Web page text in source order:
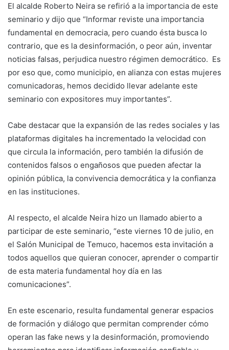
El alcalde Roberto Neira se refirió a la importancia de este
seminario y dijo que “Informar reviste una importancia
fundamental en democracia, pero cuando ésta busca lo
contrario, que es la desinformación, o peor aún, inventar
noticias falsas, perjudica nuestro régimen democrático. Es
por eso que, como municipio, en alianza con estas mujeres
comunicadoras, hemos decidido llevar adelante este
seminario con expositores muy importantes”.
Cabe destacar que la expansión de las redes sociales y las
plataformas digitales ha incrementado la velocidad con
que circula la información, pero también la difusión de
contenidos falsos o engañosos que pueden afectar la
opinión pública, la convivencia democrática y la confianza
en las instituciones.
Al respecto, el alcalde Neira hizo un llamado abierto a
participar de este seminario, “este viernes 10 de julio, en
el Salón Municipal de Temuco, hacemos esta invitación a
todos aquellos que quieran conocer, aprender o compartir
de esta materia fundamental hoy día en las
comunicaciones”.
En este escenario, resulta fundamental generar espacios
de formación y diálogo que permitan comprender cómo
operan las fake news y la desinformación, promoviendo